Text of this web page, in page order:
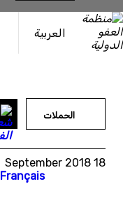
العربية
الحملات
18 September 2018
Français